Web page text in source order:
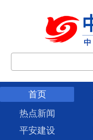
首页
热点新闻
平安建设